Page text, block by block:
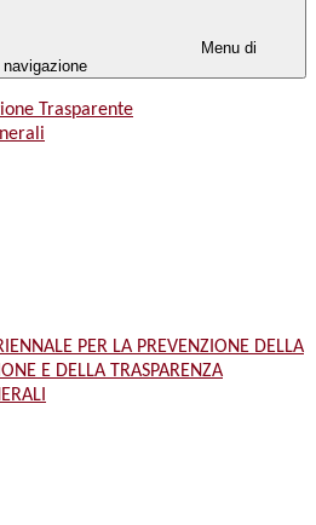
Menu di
navigazione
Trasparente
PER LA PREVENZIONE DELLA
E DELLA TRASPARENZA